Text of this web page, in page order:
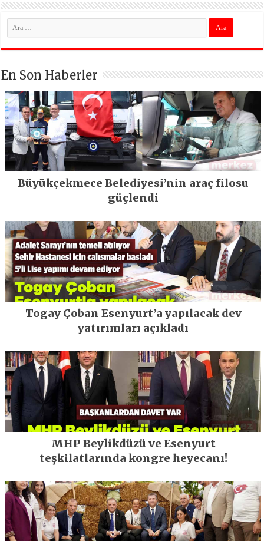
En Son Haberler
Büyükçekmece Belediyesi’nin araç filosu
güçlendi
Togay Çoban Esenyurt’a yapılacak dev
yatırımları açıkladı
MHP Beylikdüzü ve Esenyurt
teşkilatlarında kongre heyecanı!